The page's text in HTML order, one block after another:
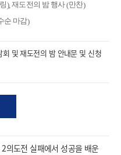
),재도전의 밤 행사(만찬)
순 마감)
및 재도전의 밤 안내문 및 신청
의도전 실패에서 성공을 배운